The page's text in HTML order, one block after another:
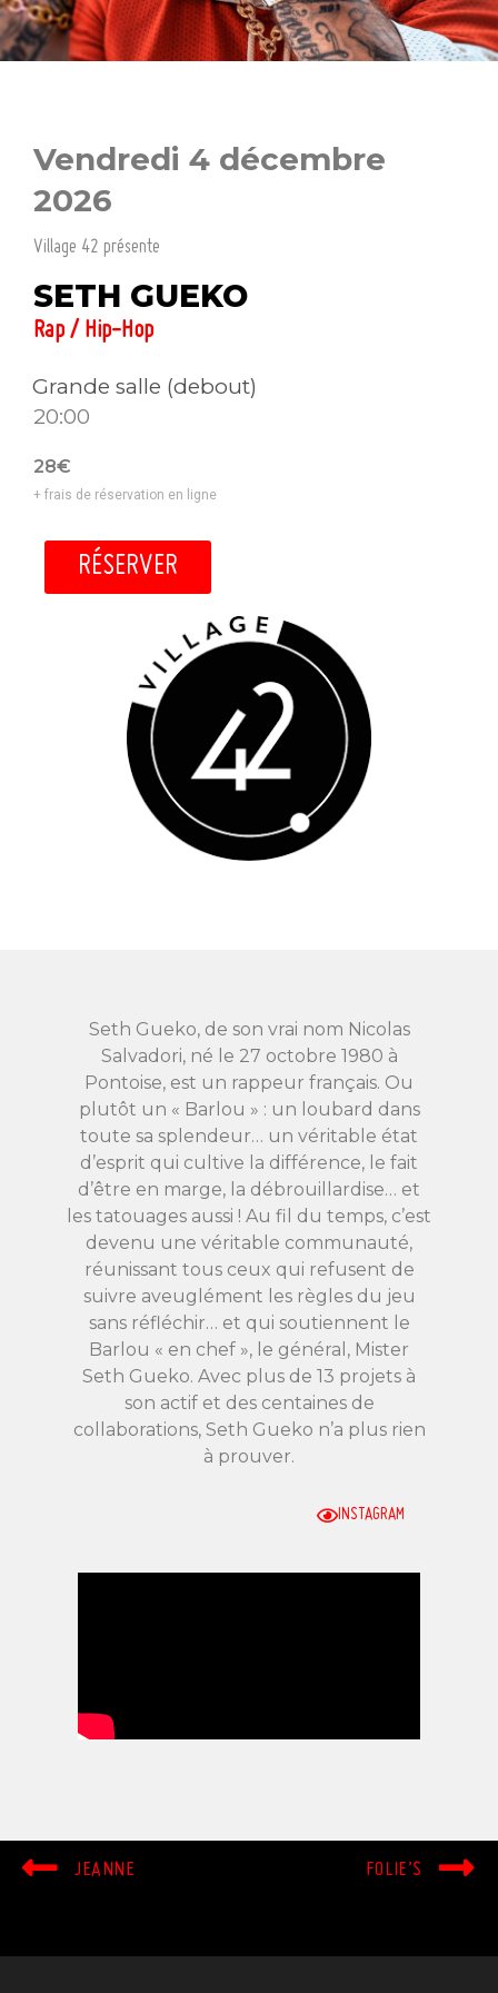
Vendredi 4 décembre
2026
Village 42 présente
SETH GUEKO
Rap / Hip-Hop
Grande salle (debout)
20:00
28€
+ frais de réservation en ligne
RÉSERVER
Seth Gueko, de son vrai nom Nicolas
Salvadori, né le 27 octobre 1980 à
Pontoise, est un rappeur français. Ou
plutôt un « Barlou » : un loubard dans
toute sa splendeur… un véritable état
d’esprit qui cultive la différence, le fait
d’être en marge, la débrouillardise… et
les tatouages aussi ! Au fil du temps, c’est
devenu une véritable communauté,
réunissant tous ceux qui refusent de
suivre aveuglément les règles du jeu
sans réfléchir… et qui soutiennent le
Barlou « en chef », le général, Mister
Seth Gueko. Avec plus de 13 projets à
son actif et des centaines de
collaborations, Seth Gueko n’a plus rien
à prouver.
INSTAGRAM
JEANNE FOLIE’S